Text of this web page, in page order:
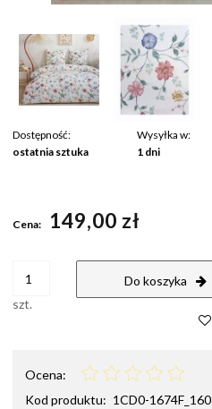
Dostępność:
ostatnia sztuka
Wysyłka w:
1 dni
Cena: 149,00 zł
szt.
Do koszyka
Ocena:
Kod produktu: 1CD0-1674F_160